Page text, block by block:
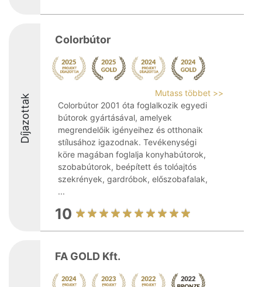
Díjazottak
Colorbútor
Mutass többet >>
Colorbútor 2001 óta foglalkozik egyedi
bútorok gyártásával, amelyek
megrendelőik igényeihez és otthonaik
stílusához igazodnak. Tevékenységi
köre magában foglalja konyhabútorok,
szobabútorok, beépített és tolóajtós
szekrények, gardróbok, előszobafalak,
...
10
FA GOLD Kft.